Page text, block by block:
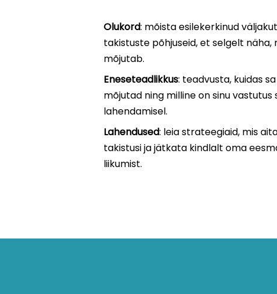
Olukord: mõista esilekerkinud
takistuste põhjuseid, et selgelt näha,
mõjutab.
Eneseteadlikkus: teadvusta, kuidas
mõjutad ning milline on sinu vastutus
lahendamisel.
Lahendused: leia strateegiaid, mis
takistusi ja jätkata kindlalt oma
liikumist.